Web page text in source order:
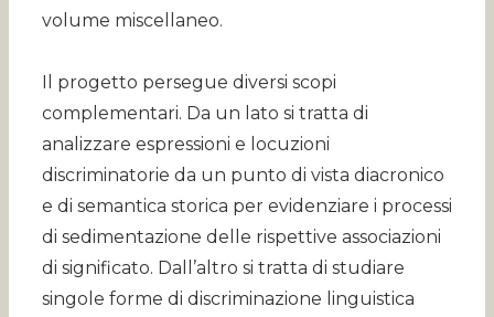
volume miscellaneo.
Il progetto persegue diversi scopi
complementari. Da un lato si tratta di
analizzare espressioni e locuzioni
discriminatorie da un punto di vista diacronico
e di semantica storica per evidenziare i processi
di sedimentazione delle rispettive associazioni
di significato. Dall’altro si tratta di studiare
singole forme di discriminazione linguistica